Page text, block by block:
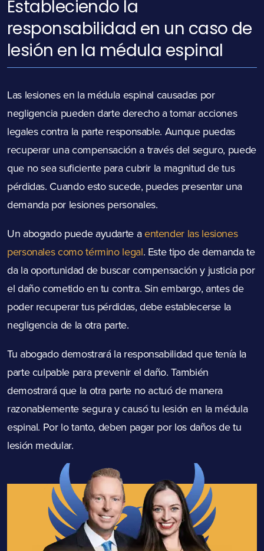
Estableciendo la
responsabilidad en un caso de
lesión en la médula espinal
Las lesiones en la médula espinal causadas por
negligencia pueden darte derecho a tomar acciones
legales contra la parte responsable. Aunque puedas
recuperar una compensación a través del seguro, puede
que no sea suficiente para cubrir la magnitud de tus
pérdidas. Cuando esto sucede, puedes presentar una
demanda por lesiones personales.
Un abogado puede ayudarte aentender las lesiones
personales como término legal. Este tipo de demanda te
da la oportunidad de buscar compensación y justicia por
el daño cometido en tu contra. Sin embargo, antes de
poder recuperar tus pérdidas, debe establecerse la
negligencia de la otra parte.
Tu abogado demostrará la responsabilidad que tenía la
parte culpable para prevenir el daño. También
demostrará que la otra parte no actuó de manera
razonablemente segura y causó tu lesión en la médula
espinal. Por lo tanto, deben pagar por los daños de tu
lesión medular.